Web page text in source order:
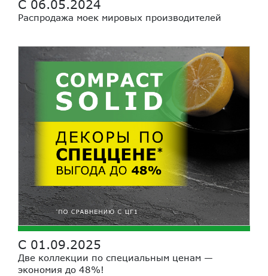
С 06.05.2024
Распродажа моек мировых производителей
С 01.09.2025
Две коллекции по специальным ценам —
экономия до 48%!